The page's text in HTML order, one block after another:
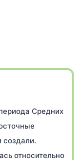
Средних
создали.
относительно